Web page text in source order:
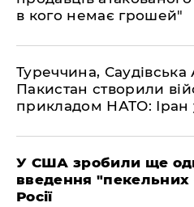
в кого немає грошей"
​Туреччина, Саудівська
Пакистан створили
прикладом НАТО: Іран
​У США зробили ще
введення "пекельних
Росії